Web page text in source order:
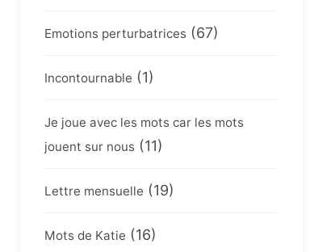
Emotions perturbatrices (67)
Incontournable (1)
Je joue avec les mots car les mots
jouent sur nous (11)
Lettre mensuelle (19)
Mots de Katie (16)